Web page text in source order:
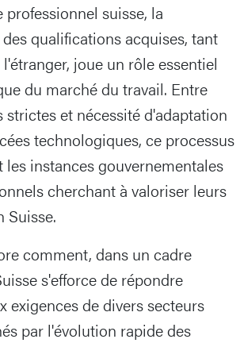
professionnel suisse, la
qualifications acquises, tant
joue un rôle essentiel
du marché du travail. Entre
et nécessité d'adaptation
technologiques, ce processus
instances gouvernementales
cherchant à valoriser leurs
Suisse.
comment, dans un cadre
s'efforce de répondre
exigences de divers secteurs
par l'évolution rapide des